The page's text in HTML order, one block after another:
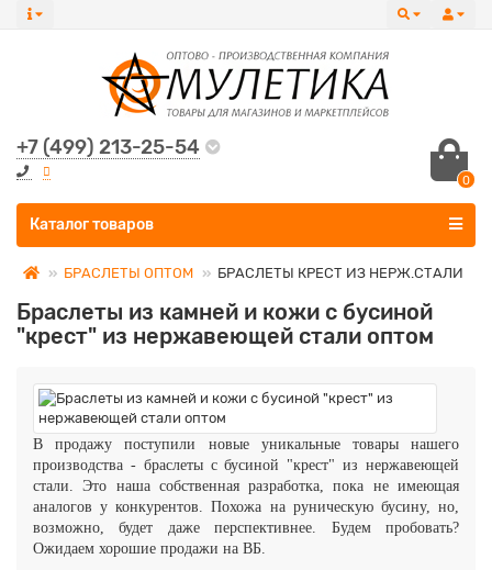
+7 (499) 213-25-54
0
Все категории
Каталог товаров
БРАСЛЕТЫ ОПТОМ БРАСЛЕТЫ КРЕСТ ИЗ НЕРЖ.СТАЛИ
Браслеты из камней и кожи с бусиной
"крест" из нержавеющей стали оптом
В продажу поступили новые уникальные товары нашего
производства - браслеты с бусиной "крест"из нержавеющей
стали. Это наша собственная разработка, пока не имеющая
аналогов у конкурентов. Похожа на руническую бусину, но,
возможно, будет даже перспективнее. Будем пробовать?
Ожидаем хорошие продажи на ВБ.